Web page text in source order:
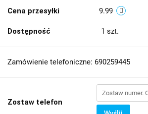
Cena przesyłki 9.99
Dostępność 1 szt.
Zamówienie telefoniczne: 690259445
Zostaw telefon